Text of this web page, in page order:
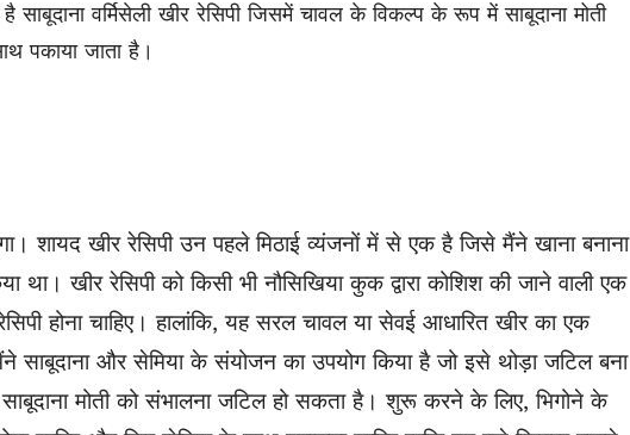
साबूदाना वर्मिसेली खीर रेसिपी जिसमें चावल के विकल्प के रूप में साबूदाना मोती
पकाया जाता है।
शायद खीर रेसिपी उन पहले मिठाई व्यंजनों में से एक है जिसे मैंने खाना बनाना
खीर रेसिपी को किसी भी नौसिखिया कुक द्वारा कोशिश की जाने वाली एक
होना चाहिए। हालांकि, यह सरल चावल या सेवई आधारित खीर का एक
साबूदाना और सेमिया के संयोजन का उपयोग किया है जो इसे थोड़ा जटिल बना
मोती को संभालना जटिल हो सकता है। शुरू करने के लिए, भिगोने के